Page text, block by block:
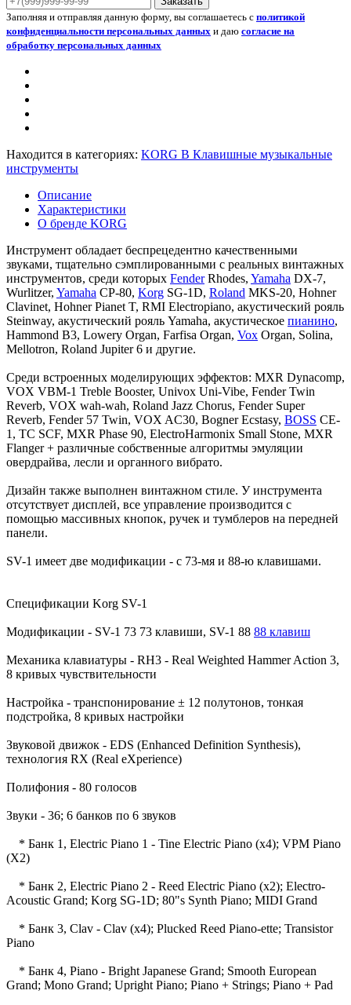
Заполняя и отправляя данную форму, вы соглашаетесь с политикой
конфиденциальности персональных данных и даю согласие на
обработку персональных данных
Находится в категориях: KORG B Клавишные музыкальные
инструменты
Описание
Характеристики
О бренде KORG
Инструмент обладает беспрецедентно качественными
звуками, тщательно сэмплированными с реальных винтажных
инструментов, среди которых FenderRhodes, Yamaha DX-7,
Wurlitzer, Yamaha CP-80, Korg SG-1D, Roland MKS-20, Hohner
Clavinet, Hohner Pianet T, RMI Electropiano, акустический рояль
Steinway, акустический рояль Yamaha, акустическое пианино,
Hammond B3, Lowery Organ, Farfisa Organ, Vox Organ, Solina,
Mellotron, Roland Jupiter 6 и другие.
Среди встроенных моделирующих эффектов: MXR Dynacomp,
VOX VBM-1 Treble Booster, Univox Uni-Vibe, Fender Twin
Reverb, VOX wah-wah, Roland Jazz Chorus, Fender Super
Reverb, Fender 57 Twin, VOX AC30, Bogner Ecstasy, BOSS CE-
1, TC SCF, MXR Phase 90, ElectroHarmonix Small Stone, MXR
Flanger + различные собственные алгоритмы эмуляции
овердрайва, лесли и органного вибрато.
Дизайн также выполнен винтажном стиле. У инструмента
отсутствует дисплей, все управление производится с
помощью массивных кнопок, ручек и тумблеров на передней
панели.
SV-1 имеет две модификации - с 73-мя и 88-ю клавишами.
Спецификации Korg SV-1
Модификации - SV-1 73 73 клавиши, SV-1 88 88 клавиш
Механика клавиатуры - RH3 - Real Weighted Hammer Action 3,
8 кривых чувствительности
Настройка - транспонирование ± 12 полутонов, тонкая
подстройка, 8 кривых настройки
Звуковой движок - EDS (Enhanced Definition Synthesis),
технология RX (Real eXperience)
Полифония - 80 голосов
Звуки - 36; 6 банков по 6 звуков
* Банк 1, Electric Piano 1 - Tine Electric Piano (x4); VPM Piano
(X2)
* Банк 2, Electric Piano 2 - Reed Electric Piano (x2); Electro-
Acoustic Grand; Korg SG-1D; 80"s Synth Piano; MIDI Grand
* Банк 3, Clav - Clav (x4); Plucked Reed Piano-ette; Transistor
Piano
* Банк 4, Piano - Bright Japanese Grand; Smooth European
Grand; Mono Grand; Upright Piano; Piano + Strings; Piano + Pad